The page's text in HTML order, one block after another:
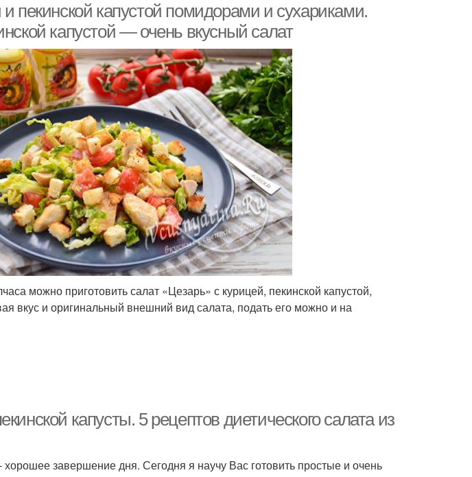
пекинской капустой помидорами и сухариками.
капустой — очень вкусный салат
можно приготовить салат «Цезарь» с курицей, пекинской капустой,
вкус и оригинальный внешний вид салата, подать его можно и на
капусты. 5 рецептов диетического салата из
завершение дня. Сегодня я научу Вас готовить простые и очень